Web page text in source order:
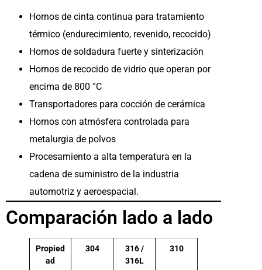
Hornos de cinta continua para tratamiento
térmico (endurecimiento, revenido, recocido)
Hornos de soldadura fuerte y sinterización
Hornos de recocido de vidrio que operan por
encima de 800 °C
Transportadores para cocción de cerámica
Hornos con atmósfera controlada para
metalurgia de polvos
Procesamiento a alta temperatura en la
cadena de suministro de la industria
automotriz y aeroespacial.
Comparación lado a lado
Propied
ad
304
316 /
316L
310